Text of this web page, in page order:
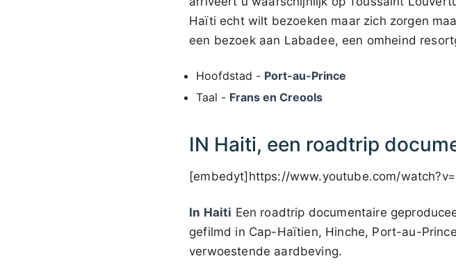
Haïti echt wilt bezoeken maar zich zorgen
een bezoek aan Labadee, een omheind
Hoofdstad - Port-au-Prince
Taal - Frans en Creools
IN Haiti, een roadtrip
[embedyt]https://www.youtube.com/
In Haiti Een roadtrip documentaire
gefilmd in Cap-Haïtien, Hinche, Port-au-
verwoestende aardbeving.